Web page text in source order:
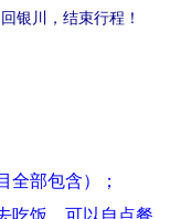
银川，结束行程！
全部包含）；
吃饭，可以自点餐